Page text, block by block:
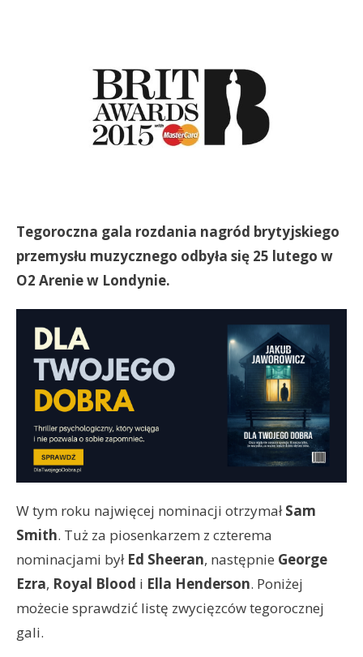
Tegoroczna gala rozdania nagród brytyjskiego
przemysłu muzycznego odbyła się 25 lutego w
O2 Arenie w Londynie.
W tym roku najwięcej nominacji otrzymałSam
Smith. Tuż za piosenkarzem z czterema
nominacjami był Ed Sheeran, następnie George
Ezra, Royal Blood i Ella Henderson. Poniżej
możecie sprawdzić listę zwycięzców tegorocznej
gali.